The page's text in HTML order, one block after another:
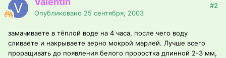
Опубликовано 25 сентября, 2003
#2
замачиваете в тёплой воде на 4 часа, после чего воду
сливаете и накрываете зерно мокрой марлей. Лучше всего
проращивать до появления белого проростка длинной 2-3 мм,